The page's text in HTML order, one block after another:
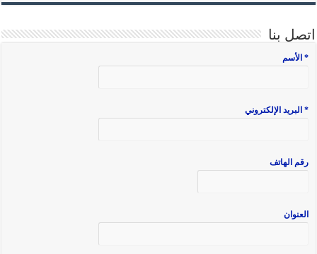
اتصل بنا
* الأسم
* البريد الإلكتروني
رقم الهاتف
العنوان